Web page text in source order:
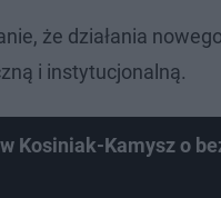
że działania
i instytucjonalną.
Kosiniak-Kamysz o